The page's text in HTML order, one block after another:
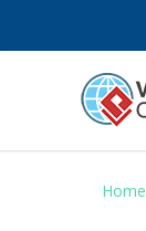
Home